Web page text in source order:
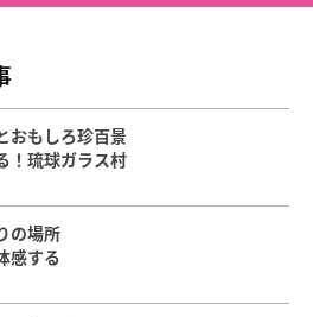
おもしろ珍百景
！琉球ガラス村
の場所
感する